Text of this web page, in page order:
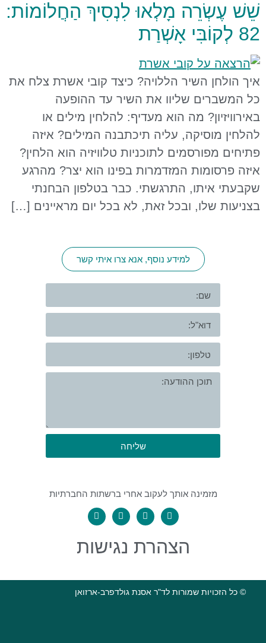
שֵׁשׁ עֶשְׂרֵה מָלְאוּ לִנְסִיךְ הַחֲלוֹמוֹת:
82 לְקוֹבִּי אָשְׁרַת
איך הולחן השיר הללויה? כיצד קובי אשרת צלח את
כל המשברים שליוו את השיר עד ההופעה
באירוויזיון? מה הוא מעדיף: להלחין מילים או
להלחין מוסיקה, עליה תיכתבנה המילים? איזה
פתיחים מפורסמים לתוכניות טלוויזיה הוא הלחין?
איזה פרסומות המזדמרות בפינו הוא יצר? מהרגע
שקבעתי איתו, התרגשתי. כבר בטלפון הבחנתי
בצניעות שלו, ובכל זאת, לא בכל יום מראיינים […]
למידע נוסף, אנא צרו איתי קשר
שליחה
מזמינה אותך לעקוב אחרי ברשתות החברתיות
הצהרת נגישות
© כל הזכויות שמורות לד"ר אסנת גולדפרב-ארזואן